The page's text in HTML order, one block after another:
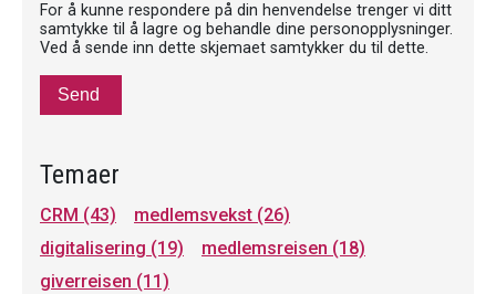
For å kunne respondere på din henvendelse trenger vi ditt
samtykke til å lagre og behandle dine personopplysninger.
Ved å sende inn dette skjemaet samtykker du til dette.
Temaer
CRM (43) medlemsvekst (26)
digitalisering (19) medlemsreisen (18)
giverreisen (11)